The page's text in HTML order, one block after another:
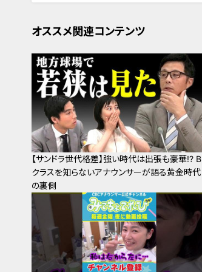
オススメ関連コンテンツ
【サンドラ世代格差】強い時代は出張も豪華!? B
クラスを知らないアナウンサーが語る黄金時代
の裏側